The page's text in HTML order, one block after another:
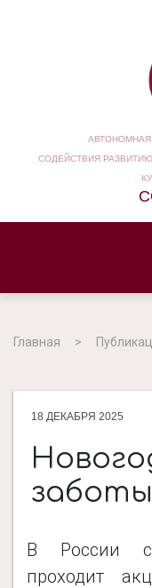
СОДЕЙСТВИЯ
Главная
18 ДЕКАБРЯ 2025
В России с
проходит